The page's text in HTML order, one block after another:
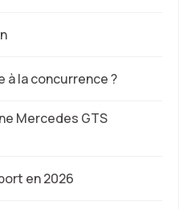
à la concurrence ?
Mercedes GTS
en 2026